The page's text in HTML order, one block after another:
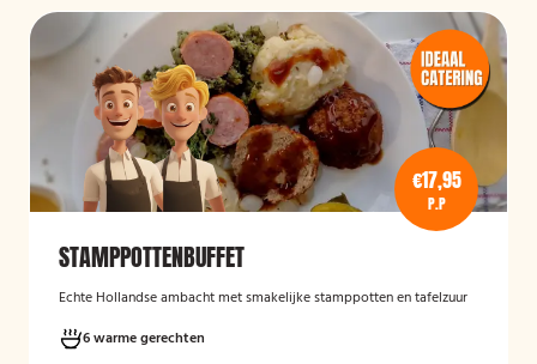
€17,95
P.P
STAMPPOTTENBUFFET
Echte Hollandse ambacht met smakelijke stamppotten en tafelzuur
6 warme gerechten